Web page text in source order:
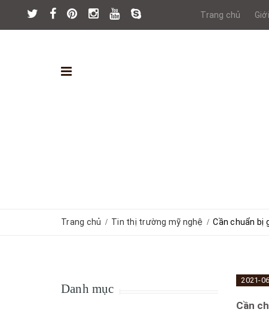
Trang chủ
Trang chủ / Tin thị trường mỹ nghệ / Cần chuẩn bị
2021-
Cần
Danh mục